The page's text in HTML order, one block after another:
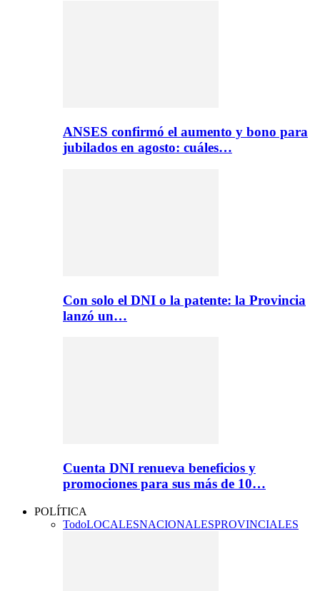
ANSES confirmó el aumento y bono para
jubilados en agosto: cuáles…
Con solo el DNI o la patente: la Provincia
lanzó un…
Cuenta DNI renueva beneficios y
promociones para sus más de 10…
POLÍTICA
TodoLOCALESNACIONALESPROVINCIALES